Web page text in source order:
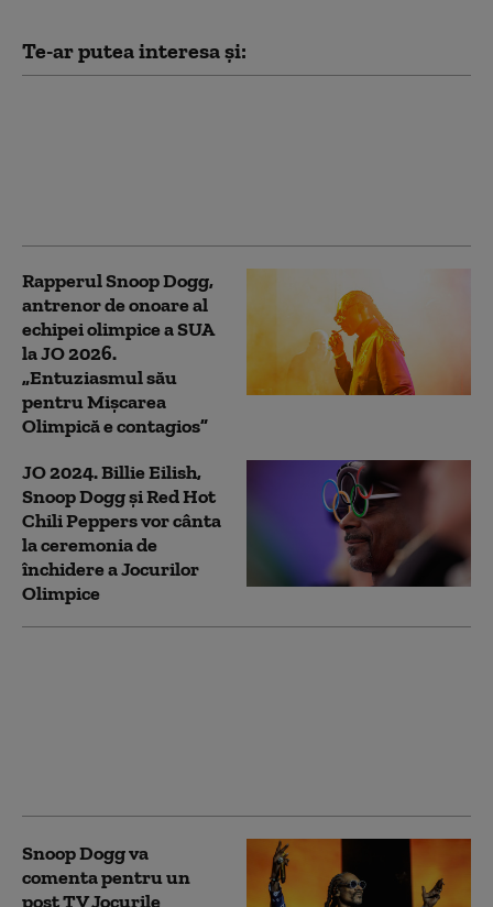
Te-ar putea interesa și:
Rapperul Snoop Dogg,
antrenor de onoare al
echipei olimpice a SUA
la JO 2026.
„Entuziasmul său
pentru Mişcarea
Olimpică e contagios”
JO 2024. Billie Eilish,
Snoop Dogg și Red Hot
Chili Peppers vor cânta
la ceremonia de
închidere a Jocurilor
Olimpice
Snoop Dogg va
comenta pentru un
post TV Jocurile